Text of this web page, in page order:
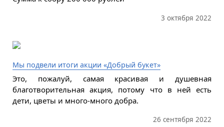
3 октября 2022
Мы подвели итоги акции «Добрый букет»
Это, пожалуй, самая красивая и душевная
благотворительная акция, потому что в ней есть
дети, цветы и много-много добра.
26 сентября 2022